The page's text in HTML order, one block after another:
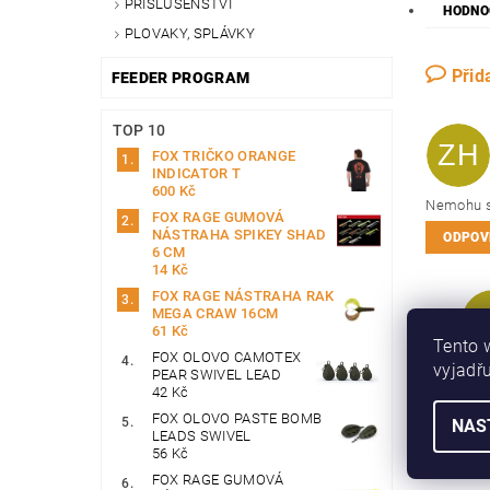
PŘÍSLUŠENSTVÍ
PLOVAKY, SPLÁVKY
FEEDER PROGRAM
TOP 10
FOX TRIČKO ORANGE
INDICATOR T
600 Kč
FOX RAGE GUMOVÁ
NÁSTRAHA SPIKEY SHAD
6 CM
14 Kč
FOX RAGE NÁSTRAHA RAK
MEGA CRAW 16CM
61 Kč
FOX OLOVO CAMOTEX
PEAR SWIVEL LEAD
42 Kč
FOX OLOVO PASTE BOMB
LEADS SWIVEL
56 Kč
FOX RAGE GUMOVÁ
ZH
Nemohu
Buďte
Tento